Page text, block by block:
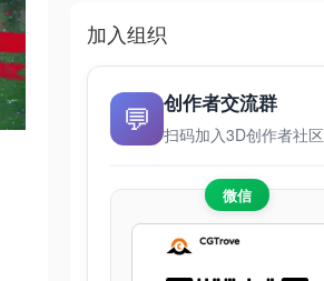
加入组织
💬
创作者交流群
扫码加入3D创作者社区
微信